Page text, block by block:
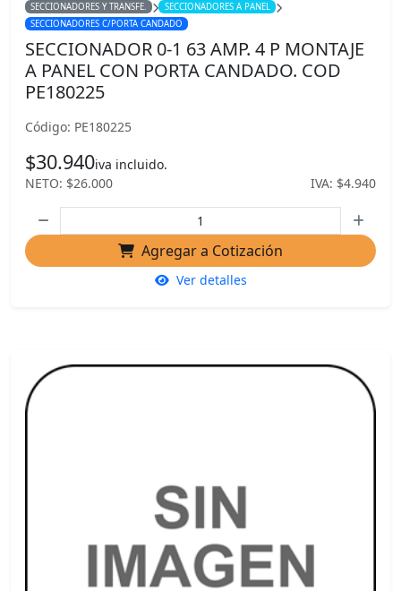
SECCIONADORES Y TRANSFE.
SECCIONADORES A PANEL
SECCIONADORES C/PORTA CANDADO
SECCIONADOR 0-1 63 AMP. 4 P MONTAJE
A PANEL CON PORTA CANDADO. COD
PE180225
Código: PE180225
$30.940iva incluido.
NETO: $26.000
IVA: $4.940
Agregar a Cotización
Ver detalles